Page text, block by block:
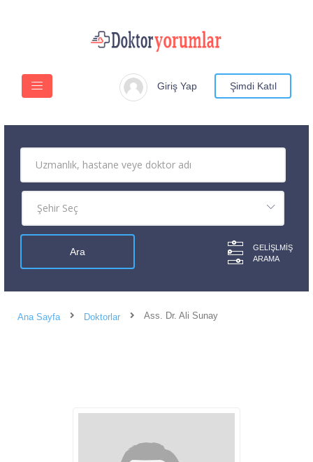
Giriş Yap Şimdi Katıl
GELIŞLMIŞ
ARAMA
Ana Sayfa Doktorlar Ass. Dr. Ali Sunay